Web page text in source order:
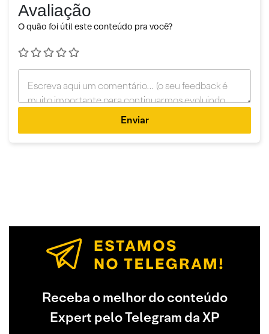
Avaliação
O quão foi útil este conteúdo pra você?
Enviar
Receba o melhor do conteúdo
Expert pelo Telegram da XP